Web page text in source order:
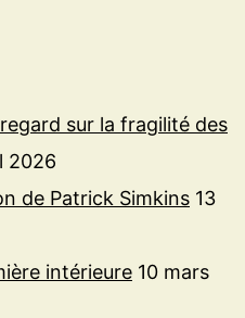
sur la fragilité des
2026
de Patrick Simkins 13
intérieure 10 mars